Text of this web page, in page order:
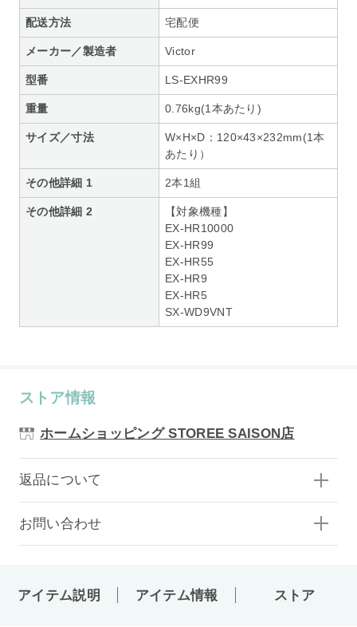
配送方法 宅配便
メーカー／製造者 Victor
型番 LS-EXHR99
重量 0.76kg(1本あたり)
サイズ／寸法
W×H×D：120×43×232mm(1本
あたり）
その他詳細 1 2本1組
その他詳細 2
【対象機種】
EX-HR10000
EX-HR99
EX-HR55
EX-HR9
EX-HR5
SX-WD9VNT
ストア情報
ホームショッピング STOREE SAISON店
返品について
お問い合わせ
アイテム説明 アイテム情報 ストア